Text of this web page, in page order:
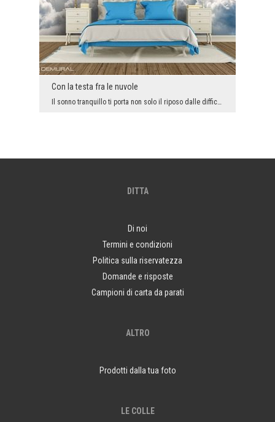
Con la testa fra le nuvole
Il sonno tranquillo ti porta non solo il riposo dalle difficoltà della vita quotidiana, ma ti dà ...
DITTA
Di noi
Termini e condizioni
Politica sulla riservatezza
Domande e risposte
Campioni di carta da parati
ALTRO
Prodotti dalla tua foto
LE COLLE